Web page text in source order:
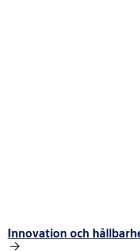
Innovation och